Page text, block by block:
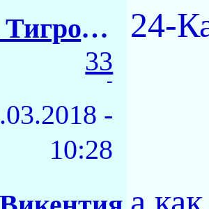
ЁлкА ТигровАЯ
33
-
-
10:28
24-